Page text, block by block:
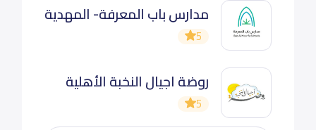
مدارس باب المعرفة- المهدية
5
روضة اجيال النخبة الأهلية
5